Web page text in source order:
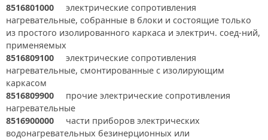
8516801000 электрические сопротивления
нагревательные, собранные в блоки и состоящие только
из простого изолированного каркаса и электрич. соед-ний,
применяемых
8516809100 электрические сопротивления
нагревательные, смонтированные с изолирующим
каркасом
8516809900 прочие электрические сопротивления
нагревательные
8516900000 части приборов электрических
водонагревательных безинерционных или